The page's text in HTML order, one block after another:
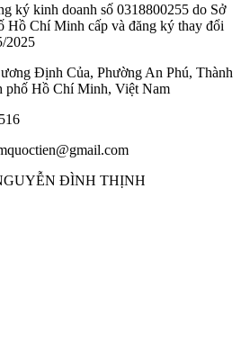
ký kinh doanh số 0318800255 do Sở
Hồ Chí Minh cấp và đăng ký thay đổi
2025
Định Của, Phường An Phú, Thành
phố Hồ Chí Minh, Việt Nam
ĐÌNH THỊNH